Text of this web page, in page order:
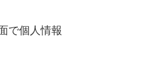
で個人情報